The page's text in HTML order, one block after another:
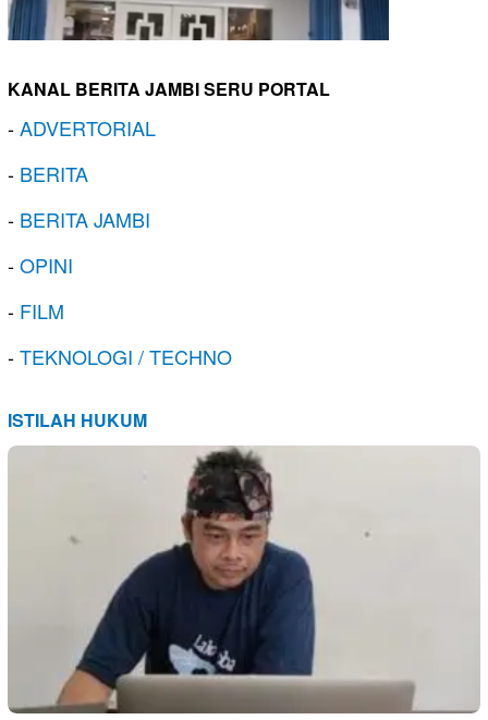
KANAL BERITA JAMBI SERU PORTAL
-ADVERTORIAL
- BERITA
- BERITA JAMBI
-OPINI
- FILM
-TEKNOLOGI / TECHNO
ISTILAH HUKUM